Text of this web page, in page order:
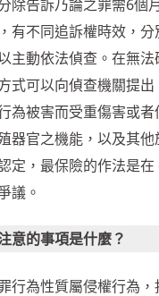
除告訴乃論之罪需6個
有不同追訴權時效，
主動依法偵查。在無
式可以向偵查機關提
為被害而受重傷害或
器官之機能，以及其
定，最保險的作法是
議。
意的事項是什麼？
行為性質屬侵權行為